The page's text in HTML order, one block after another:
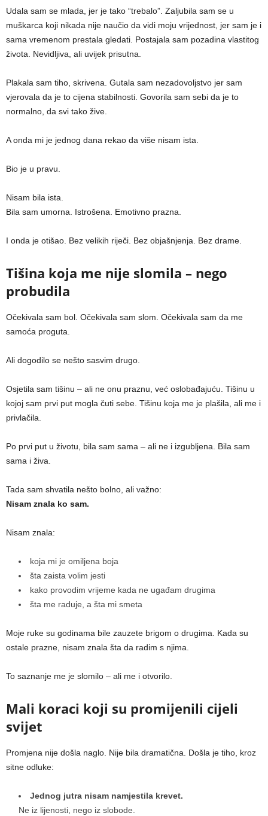
Udala sam se mlada, jer je tako “trebalo”. Zaljubila sam se u
muškarca koji nikada nije naučio da vidi moju vrijednost, jer sam je i
sama vremenom prestala gledati. Postajala sam pozadina vlastitog
života. Nevidljiva, ali uvijek prisutna.
Plakala sam tiho, skrivena. Gutala sam nezadovoljstvo jer sam
vjerovala da je to cijena stabilnosti. Govorila sam sebi da je to
normalno, da svi tako žive.
A onda mi je jednog dana rekao da više nisam ista.
Bio je u pravu.
Nisam bila ista.
Bila sam umorna. Istrošena. Emotivno prazna.
I onda je otišao. Bez velikih riječi. Bez objašnjenja. Bez drame.
Tišina koja me nije slomila – nego
probudila
Očekivala sam bol. Očekivala sam slom. Očekivala sam da me
samoća proguta.
Ali dogodilo se nešto sasvim drugo.
Osjetila sam tišinu – ali ne onu praznu, već oslobađajuću. Tišinu u
kojoj sam prvi put mogla čuti sebe. Tišinu koja me je plašila, ali me i
privlačila.
Po prvi put u životu, bila sam sama – ali ne i izgubljena. Bila sam
sama i živa.
Tada sam shvatila nešto bolno, ali važno:
Nisam znala ko sam.
Nisam znala:
koja mi je omiljena boja
šta zaista volim jesti
kako provodim vrijeme kada ne ugađam drugima
šta me raduje, a šta mi smeta
Moje ruke su godinama bile zauzete brigom o drugima. Kada su
ostale prazne, nisam znala šta da radim s njima.
To saznanje me je slomilo – ali me i otvorilo.
Mali koraci koji su promijenili cijeli
svijet
Promjena nije došla naglo. Nije bila dramatična. Došla je tiho, kroz
sitne odluke:
Jednog jutra nisam namjestila krevet.
Ne iz lijenosti, nego iz slobode.